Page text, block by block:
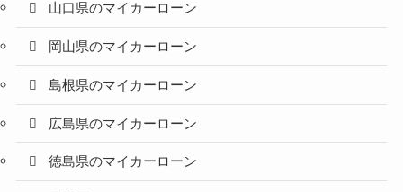
山口県のマイカーローン
岡山県のマイカーローン
島根県のマイカーローン
広島県のマイカーローン
徳島県のマイカーローン